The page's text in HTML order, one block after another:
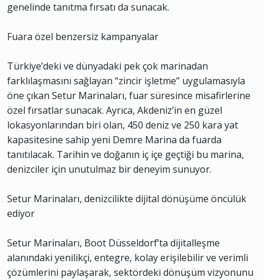
genelinde tanıtma fırsatı da sunacak.
Fuara özel benzersiz kampanyalar
Türkiye’deki ve dünyadaki pek çok marinadan
farklılaşmasını sağlayan “zincir işletme” uygulamasıyla
öne çıkan Setur Marinaları, fuar süresince misafirlerine
özel fırsatlar sunacak. Ayrıca, Akdeniz’in en güzel
lokasyonlarından biri olan, 450 deniz ve 250 kara yat
kapasitesine sahip yeni Demre Marina da fuarda
tanıtılacak. Tarihin ve doğanın iç içe geçtiği bu marina,
denizciler için unutulmaz bir deneyim sunuyor.
Setur Marinaları, denizcilikte dijital dönüşüme öncülük
ediyor
Setur Marinaları, Boot Düsseldorf’ta dijitalleşme
alanındaki yenilikçi, entegre, kolay erişilebilir ve verimli
çözümlerini paylaşarak, sektördeki dönüşüm vizyonunu